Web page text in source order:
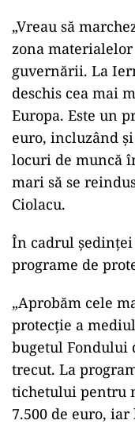
„Vreau să
zona
guvernării. La
deschis cea mai
Europa. Este un
euro, incluzând
locuri de muncă
mari să se
Ciolacu.
În cadrul
programe de
„Aprobăm cele
protecție a
bugetul Fondului
trecut. La
tichetului pentru
7.500 de euro,